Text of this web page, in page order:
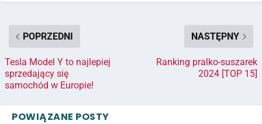
POPRZEDNI
Tesla Model Y to najlepiej
sprzedający się
samochód w Europie!
NASTĘPNY
Ranking pralko-suszarek
2024 [TOP 15]
POWIĄZANE POSTY